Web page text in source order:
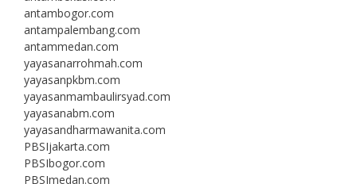
antambogor.com
antampalembang.com
antammedan.com
yayasanarrohmah.com
yayasanpkbm.com
yayasanmambaulirsyad.com
yayasanabm.com
yayasandharmawanita.com
PBSIjakarta.com
PBSIbogor.com
PBSImedan.com